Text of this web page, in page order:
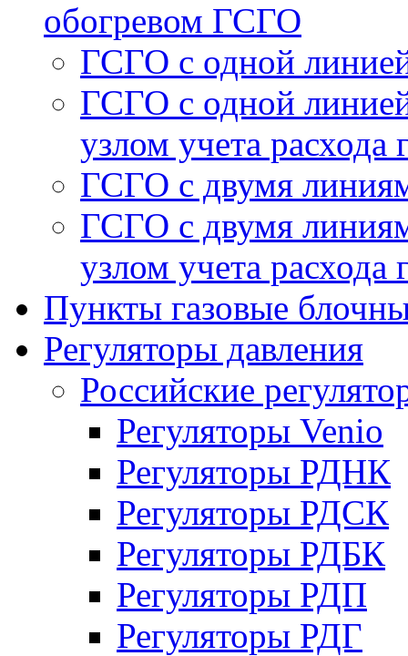
обогревом ГСГО
ГСГО с одной
ГСГО c одной
узлом учета расхода
ГСГО с двумя
ГСГО с двумя
узлом учета расхода
Пункты газовые
Регуляторы давления
Российские
Регуляторы Venio
Регуляторы РДНК
Регуляторы РДСК
Регуляторы РДБК
Регуляторы РДП
Регуляторы РДГ